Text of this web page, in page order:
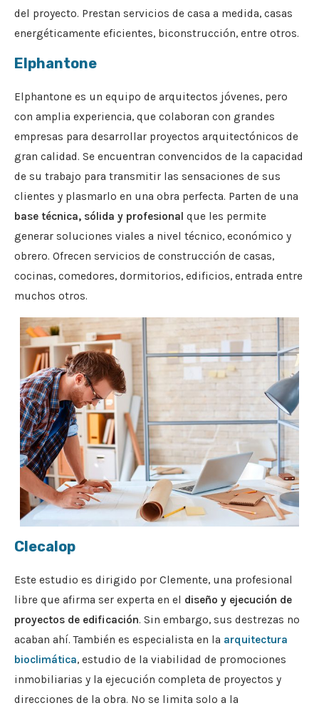
del proyecto. Prestan servicios de casa a medida, casas
energéticamente eficientes, biconstrucción, entre otros.
Elphantone
Elphantone es un equipo de arquitectos jóvenes, pero
con amplia experiencia, que colaboran con grandes
empresas para desarrollar proyectos arquitectónicos de
gran calidad. Se encuentran convencidos de la capacidad
de su trabajo para transmitir las sensaciones de sus
clientes y plasmarlo en una obra perfecta. Parten de una
base técnica, sólida y profesional que les permite
generar soluciones viales a nivel técnico, económico y
obrero. Ofrecen servicios de construcción de casas,
cocinas, comedores, dormitorios, edificios, entrada entre
muchos otros.
Clecalop
Este estudio es dirigido por Clemente, una profesional
libre que afirma ser experta en el diseño y ejecución de
proyectos de edificación. Sin embargo, sus destrezas no
acaban ahí. También es especialista en la arquitectura
bioclimática, estudio de la viabilidad de promociones
inmobiliarias y la ejecución completa de proyectos y
direcciones de la obra. No se limita solo a la